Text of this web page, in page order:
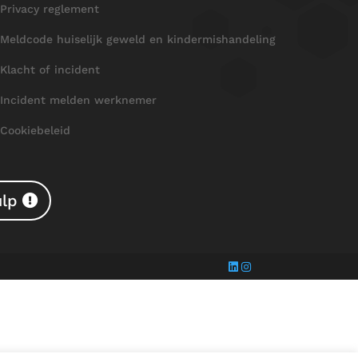
Privacy reglement
Meldcode huiselijk geweld en kindermishandeling
Klacht of incident
Incident melden werknemer
Cookiebeleid